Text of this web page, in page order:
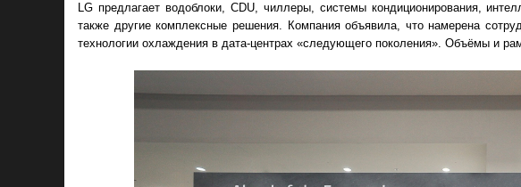
LG предлагает водоблоки, CDU, чиллеры, системы кондиционирования,
также другие комплексные решения. Компания объявила, что намерена
технологии охлаждения в дата-центрах «следующего поколения». Объёмы и